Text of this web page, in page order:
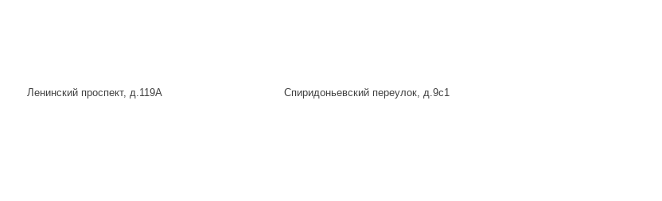
Ленинский проспект, д.119А Спиридоньевский переулок, д.9с1